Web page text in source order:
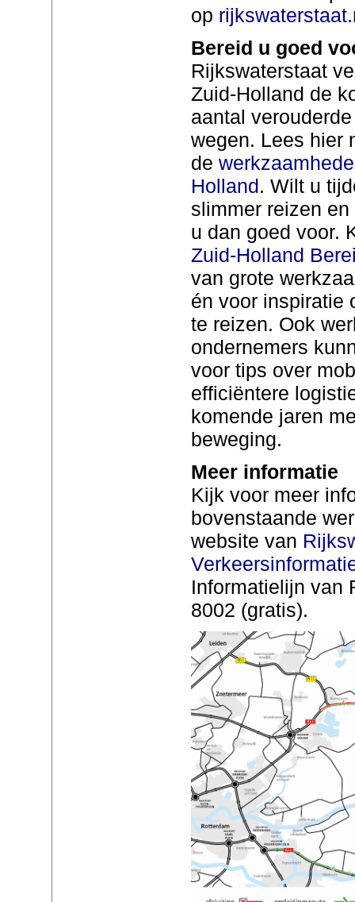
op
Bereid u goed
Rijkswaterstaat
Zuid-Holland de
aantal
wegen. Lees hier
de
Holland. Wilt u
slimmer reizen
u dan goed voor.
Zuid-Holland
van grote
én voor inspiratie
te reizen. Ook
ondernemers
voor tips over
efficiëntere
komende jaren
beweging.
Meer informatie
Kijk voor meer
bovenstaande
website van
Informatielijn van
8002 (gratis).